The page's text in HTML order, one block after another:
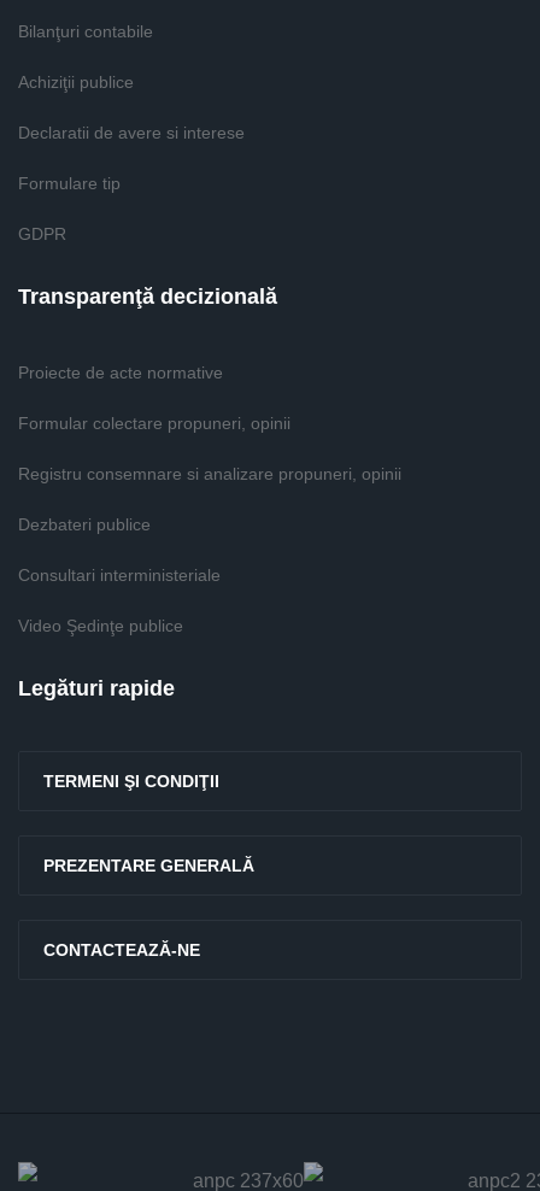
Bilanţuri contabile
Achiziţii publice
Declaratii de avere si interese
Formulare tip
GDPR
Transparenţă decizională
Proiecte de acte normative
Formular colectare propuneri, opinii
Registru consemnare si analizare propuneri, opinii
Dezbateri publice
Consultari interministeriale
Video Şedinţe publice
Legături rapide
TERMENI ŞI CONDIŢII
PREZENTARE GENERALĂ
CONTACTEAZĂ-NE